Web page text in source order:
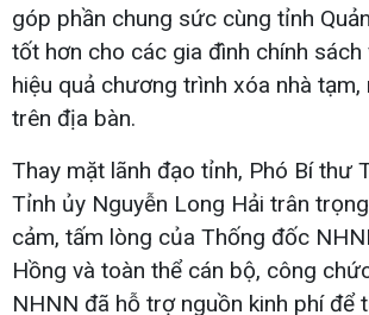
góp phần chung sức cùng tỉnh
tốt hơn cho các gia đình chính sách
hiệu quả chương trình xóa nhà tạm,
trên địa bàn.
Thay mặt lãnh đạo tỉnh, Phó Bí thư
Tỉnh ủy Nguyễn Long Hải trân
cảm, tấm lòng của Thống đốc
Hồng và toàn thể cán bộ, công
NHNN đã hỗ trợ nguồn kinh phí để